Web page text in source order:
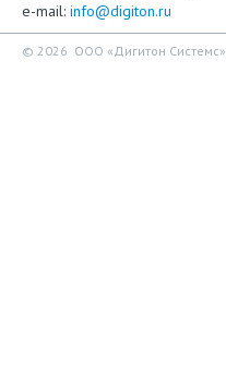
e-mail: info@digiton.ru
© 2026 ООО «Дигитон Системс»